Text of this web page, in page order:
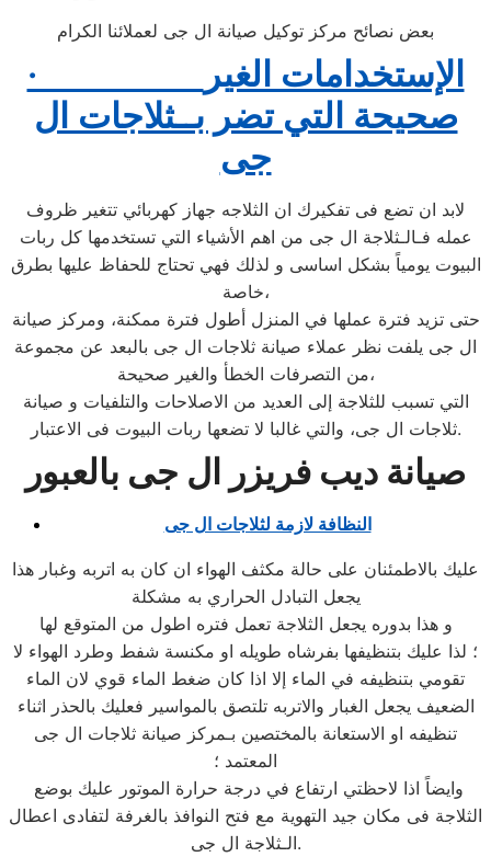
بعض نصائح مركز توكيل صيانة ال جى لعملائنا الكرام
· الإستخدامات الغير
صحيحة التي تضر بــثلاجات ال
جى
لابد ان تضع فى تفكيرك ان الثلاجه جهاز كهربائي تتغير ظروف
عمله فـالـثلاجة ال جى من اهم الأشياء التي تستخدمها كل ربات
البيوت يومياً بشكل اساسى و لذلك فهي تحتاج للحفاظ عليها بطرق
خاصة،
حتى تزيد فترة عملها في المنزل أطول فترة ممكنة، ومركز صيانة
ال جى يلفت نظر عملاء صيانة ثلاجات ال جى بالبعد عن مجموعة
من التصرفات الخطأ والغير صحيحة،
التي تسبب للثلاجة إلى العديد من الاصلاحات والتلفيات و صيانة
ثلاجات ال جى، والتي غالبا لا تضعها ربات البيوت فى الاعتبار.
صيانة ديب فريزر ال جى بالعبور
النظافة لازمة لثلاجات ال جى
عليك بالاطمئنان على حالة مكثف الهواء ان كان به اتربه وغبار هذا
يجعل التبادل الحراري به مشكلة
و هذا بدوره يجعل الثلاجة تعمل فتره اطول من المتوقع لها
؛ لذا عليك بتنظيفها بفرشاه طويله او مكنسة شفط وطرد الهواء لا
تقومي بتنظيفه في الماء إلا اذا كان ضغط الماء قوي لان الماء
الضعيف يجعل الغبار والاتربه تلتصق بالمواسير فعليك بالحذر اثناء
تنظيفه او الاستعانة بالمختصين بـمركز صيانة ثلاجات ال جى
المعتمد ؛
الثلاجة فى مكان جيد التهوية مع فتح النوافذ بالغرفة لتفادى اعطال
الـثلاجة ال جى.